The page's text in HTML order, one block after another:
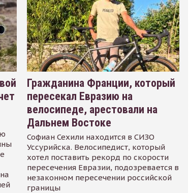
Гражданина Франции, который
пересекал Евразию на
велосипеде, арестовали на
Дальнем Востоке
Софиан Сехили находится в СИЗО
Уссурийска. Велосипедист, который
хотел поставить рекорд по скорости
пересечения Евразии, подозревается в
незаконном пересечении российской
границы